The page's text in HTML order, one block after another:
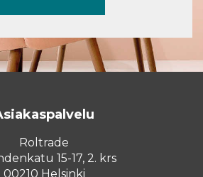
Roltrade
15-17, 2. krs
00210 Helsinki